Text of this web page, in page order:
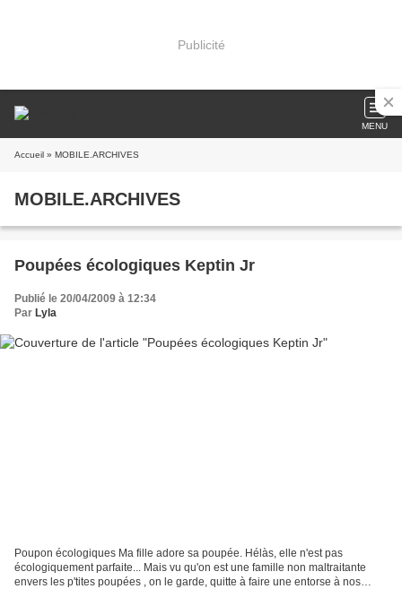
Publicité
MENU
Accueil » MOBILE.ARCHIVES
MOBILE.ARCHIVES
Poupées écologiques Keptin Jr
Publié le 20/04/2009 à 12:34
Par Lyla
Poupon écologiques Ma fille adore sa poupée. Hélàs, elle n'est pas
écologiquement parfaite... Mais vu qu'on est une famille non maltraitante
envers les p'tites poupées , on le garde, quitte à faire une entorse à nos